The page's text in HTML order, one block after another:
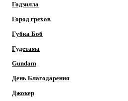
Годзилла
Город грехов
Губка Боб
Гудетама
Gundam
День Благодарения
Джокер